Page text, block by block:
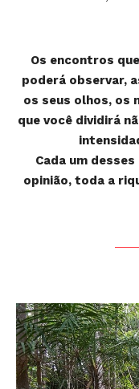
Os encontros
poderá observar,
os seus olhos, os
que você dividirá
Cada um
opinião, toda a